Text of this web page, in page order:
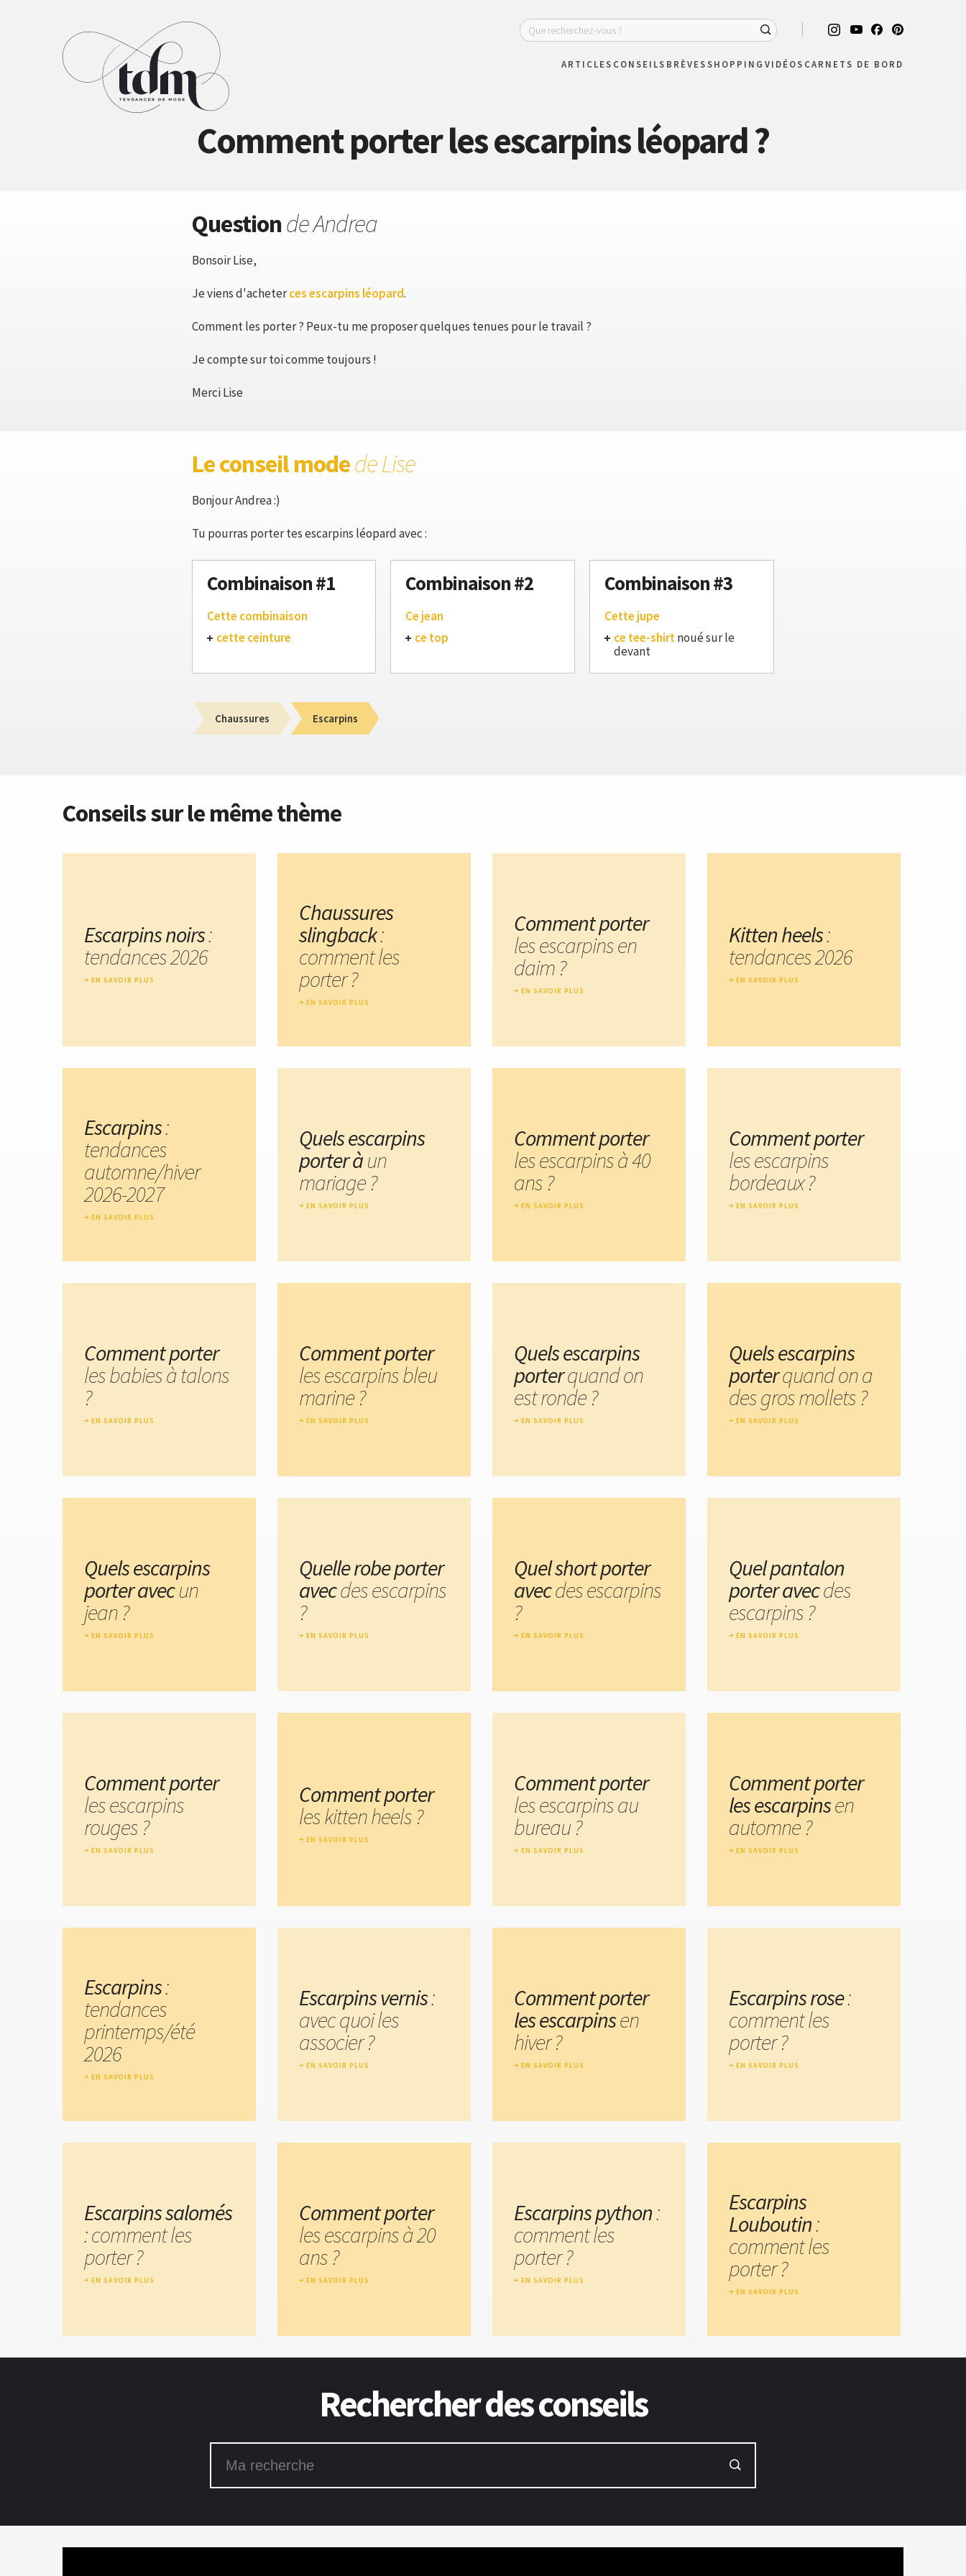
ARTICLES CONSEILS BRÈVESSHOPPING VIDÉOS CARNETS DE BORD
Comment porter les escarpins léopard ?
Questionde Andrea
Bonsoir Lise,
Je viens d'acheterces escarpins léopard.
Comment les porter ? Peux-tu me proposer quelques tenues pour le travail ?
Je compte sur toi comme toujours !
Merci Lise
Le conseil modede Lise
Bonjour Andrea :)
Tu pourras porter tes escarpins léopard avec :
Combinaison #1
Cette combinaison
cette ceinture
Combinaison #2
Ce jean
ce top
Combinaison #3
Cette jupe
ce tee-shirtnoué sur le
devant
Chaussures Escarpins
Conseils sur le même thème
Escarpins noirs:
tendances 2026
EN SAVOIR PLUS
Chaussures
slingback:
comment les
porter ?
EN SAVOIR PLUS
Comment porter
les escarpins en
daim ?
EN SAVOIR PLUS
Kitten heels:
tendances 2026
EN SAVOIR PLUS
Escarpins:
tendances
automne/hiver
2026-2027
EN SAVOIR PLUS
Quels escarpins
porter àun
mariage ?
EN SAVOIR PLUS
Comment porter
les escarpins à 40
ans ?
EN SAVOIR PLUS
Comment porter
les escarpins
bordeaux ?
EN SAVOIR PLUS
Comment porter
les babies à talons
?
EN SAVOIR PLUS
Comment porter
les escarpins bleu
marine ?
EN SAVOIR PLUS
Quels escarpins
porterquand on
est ronde ?
EN SAVOIR PLUS
Quels escarpins
porterquand on a
des gros mollets ?
EN SAVOIR PLUS
Quels escarpins
porter avecun
jean ?
EN SAVOIR PLUS
Quelle robe porter
avecdes escarpins
?
EN SAVOIR PLUS
Quel short porter
avecdes escarpins
?
EN SAVOIR PLUS
Quel pantalon
porter avecdes
escarpins ?
EN SAVOIR PLUS
Comment porter
les escarpins
rouges ?
EN SAVOIR PLUS
Comment porter
les kitten heels ?
EN SAVOIR PLUS
Comment porter
les escarpins au
bureau ?
EN SAVOIR PLUS
Comment porter
les escarpinsen
automne ?
EN SAVOIR PLUS
Escarpins:
tendances
printemps/été
2026
EN SAVOIR PLUS
Escarpins vernis:
avec quoi les
associer ?
EN SAVOIR PLUS
Comment porter
les escarpinsen
hiver ?
EN SAVOIR PLUS
Escarpins rose:
comment les
porter ?
EN SAVOIR PLUS
Escarpins salomés
: comment les
porter ?
EN SAVOIR PLUS
Comment porter
les escarpins à 20
ans ?
EN SAVOIR PLUS
Escarpins python:
comment les
porter ?
EN SAVOIR PLUS
Escarpins
Louboutin:
comment les
porter ?
EN SAVOIR PLUS
Rechercher des conseils